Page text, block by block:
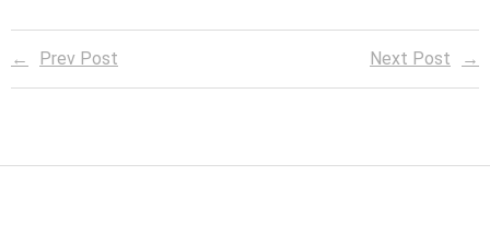
Prev Post Next Post